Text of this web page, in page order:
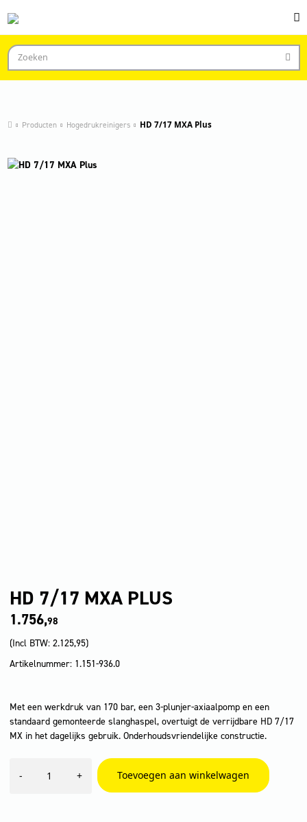
Producten Hogedrukreinigers HD 7/17 MXA Plus
HD 7/17 MXA PLUS
1.756,98
(Incl BTW: 2.125,95)
Artikelnummer: 1.151-936.0
Met een werkdruk van 170 bar, een 3-plunjer-axiaalpomp en een
standaard gemonteerde slanghaspel, overtuigt de verrijdbare HD 7/17
MX in het dagelijks gebruik. Onderhoudsvriendelijke constructie.
-
7/17
+ Toevoegen aan winkelwagen